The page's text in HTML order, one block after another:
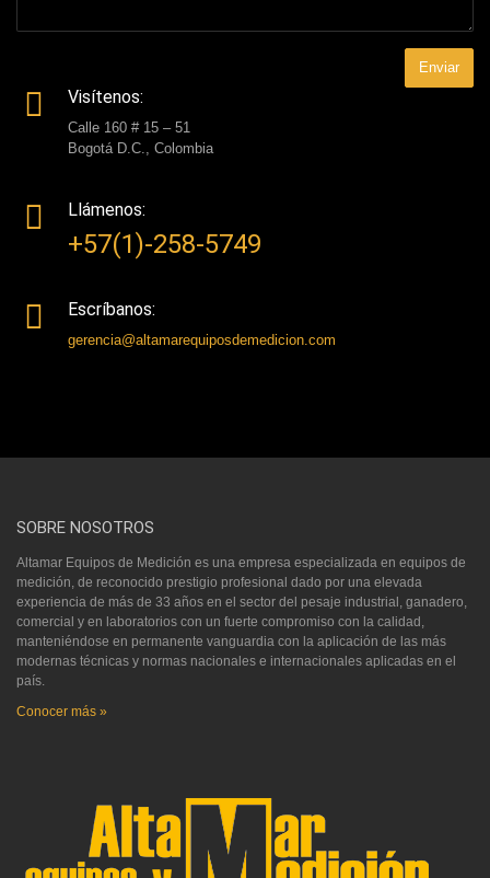
Visítenos:
Calle 160 # 15 – 51
Bogotá D.C., Colombia
Llámenos:
+57(1)-258-5749
Escríbanos:
gerencia@altamarequiposdemedicion.com
SOBRE NOSOTROS
Altamar Equipos de Medición es una empresa especializada en equipos de
medición, de reconocido prestigio profesional dado por una elevada
experiencia de más de 33 años en el sector del pesaje industrial, ganadero,
comercial y en laboratorios con un fuerte compromiso con la calidad,
manteniéndose en permanente vanguardia con la aplicación de las más
modernas técnicas y normas nacionales e internacionales aplicadas en el
país.
Conocer más »